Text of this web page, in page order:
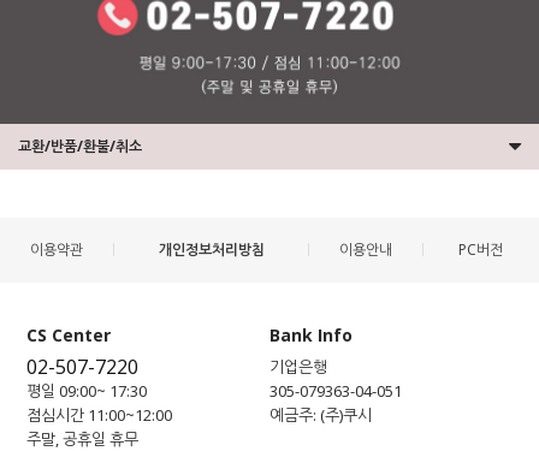
교환/반품/환불/취소
이용약관 개인정보처리방침 이용안내 PC버전
CS Center
02-507-7220
평일 09:00~ 17:30
점심시간 11:00~12:00
주말, 공휴일 휴무
Bank Info
기업은행
305-079363-04-051
예금주: (주)쿠시